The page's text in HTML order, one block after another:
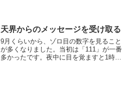
が少ないと、どこの病院に...
天界からのメッセージを受け取る
9月くらいから、ゾロ目の数字を見ること
が多くなりました。当初は「111」が一番
多かったです。夜中に目を覚ますと1時11